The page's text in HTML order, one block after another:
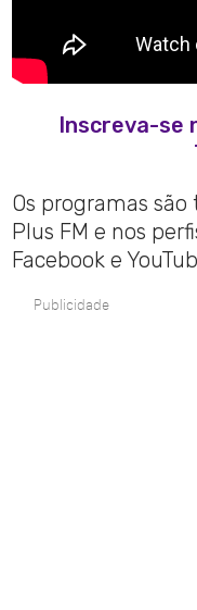
Inscreva-se
Os programas
Plus FM e nos
Facebook e
Publicidade